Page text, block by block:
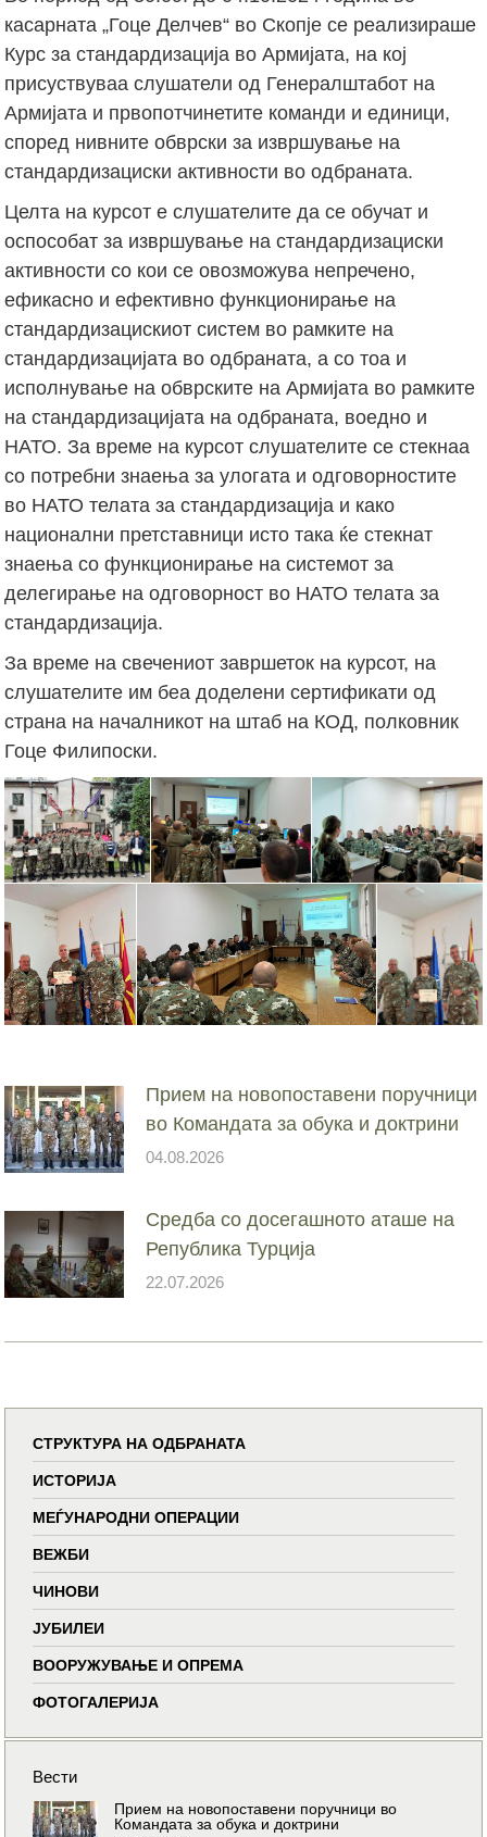
касарната „Гоце Делчев“ во Скопје се реализираше
Курс за стандардизација во Армијата, на кој
присуствуваа слушатели од Генералштабот на
Армијата и првопотчинетите команди и единици,
според нивните обврски за извршување на
стандардизациски активности во одбраната.
Целта на курсот е слушателите да се обучат и
оспособат за извршување на стандардизациски
активности со кои се овозможува непречено,
ефикасно и ефективно функционирање на
стандардизацискиот систем во рамките на
стандардизацијата во одбраната, а со тоа и
исполнување на обврските на Армијата во рамките
на стандардизацијата на одбраната, воедно и
НАТО. За време на курсот слушателите се стекнаа
со потребни знаења за улогата и одговорностите
во НАТО телата за стандардизација и како
национални претставници исто така ќе стекнат
знаења со функционирање на системот за
делегирање на одговорност во НАТО телата за
стандардизација.
За време на свечениот завршеток на курсот, на
слушателите им беа доделени сертификати од
страна на началникот на штаб на КОД, полковник
Гоце Филипоски.
Прием на новопоставени поручници
во Командата за обука и доктрини
04.08.2026
Средба со досегашното аташе на
Република Турција
22.07.2026
СТРУКТУРА НА ОДБРАНАТА
ИСТОРИЈА
МЕЃУНАРОДНИ ОПЕРАЦИИ
ВЕЖБИ
ЧИНОВИ
ЈУБИЛЕИ
ВООРУЖУВАЊЕ И ОПРЕМА
ФОТОГАЛЕРИЈА
Вести
Прием на новопоставени поручници во
Командата за обука и доктрини